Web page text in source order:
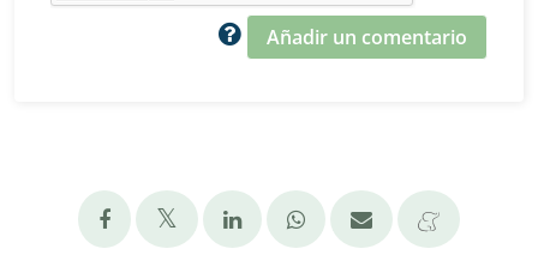
Añadir un comentario